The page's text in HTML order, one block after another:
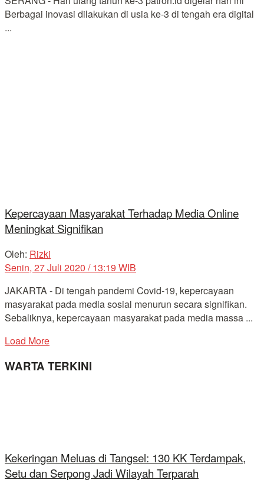
Berbagai inovasi dilakukan di usia ke-3 di tengah era digital
...
Kepercayaan Masyarakat Terhadap Media Online
Meningkat Signifikan
Oleh: Rizki
Senin, 27 Juli 2020 / 13:19 WIB
JAKARTA - Di tengah pandemi Covid-19, kepercayaan
masyarakat pada media sosial menurun secara signifikan.
Sebaliknya, kepercayaan masyarakat pada media massa ...
Load More
WARTA TERKINI
Kekeringan Meluas di Tangsel: 130 KK Terdampak,
Setu dan Serpong Jadi Wilayah Terparah